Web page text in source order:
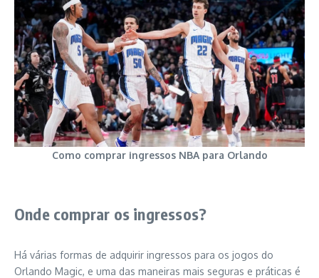
Como comprar ingressos NBA para Orlando
Onde comprar os ingressos?
Há várias formas de adquirir ingressos para os jogos do
Orlando Magic, e uma das maneiras mais seguras e práticas é